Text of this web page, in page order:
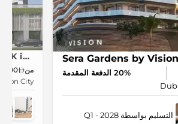
Sera Gardens by Vision
20% الدفعة المقدمة
التسليم بواسطة Q1 - 2028
Golf Terrace Residences by ASAK in Dubai Production City
من 800ألف
City